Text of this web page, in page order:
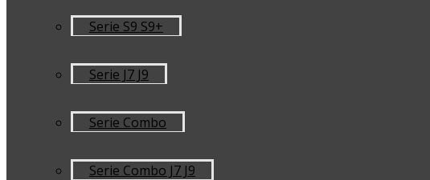
Serie S9 S9+
Serie J7 J9
Serie Combo
Serie Combo J7 J9